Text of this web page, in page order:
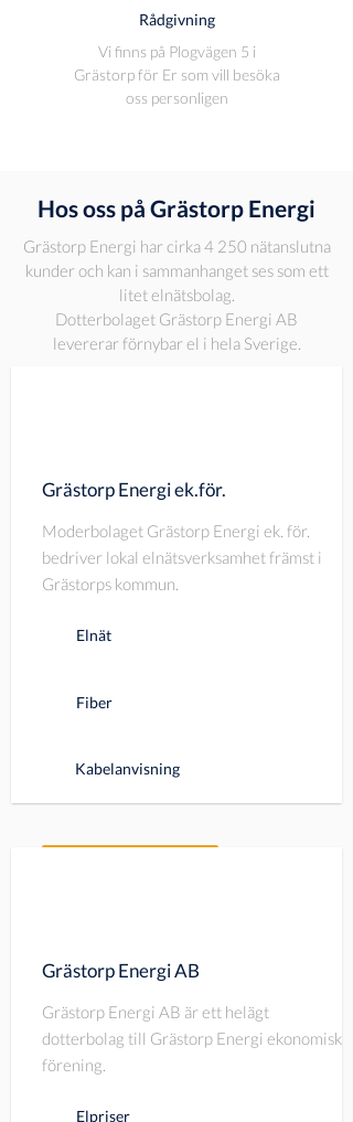
Rådgivning
Vi finns på Plogvägen 5 i
Grästorp för Er som vill besöka
oss personligen
Hos oss på Grästorp Energi
Grästorp Energi har cirka 4 250 nätanslutna
kunder och kan i sammanhanget ses som ett
litet elnätsbolag.
Dotterbolaget Grästorp Energi AB
levererar förnybar el i hela Sverige.
Grästorp Energi ek.för.
Moderbolaget Grästorp Energi ek. för.
bedriver lokal elnätsverksamhet främst i
Grästorps kommun.
Elnät
Fiber
Kabelanvisning
Grästorp Energi AB
Grästorp Energi AB är ett helägt
dotterbolag till Grästorp Energi ekonomisk
förening.
Elpriser